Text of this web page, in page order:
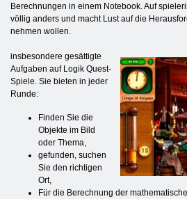
Berechnungen in einem Notebook. Auf
völlig anders und macht Lust auf die
nehmen wollen.
insbesondere gesättigte
Aufgaben auf Logik Quest-
Spiele. Sie bieten in jeder
Runde:
Finden Sie die
Objekte im Bild
oder Thema,
gefunden, suchen
Sie den richtigen
Ort,
Für die Berechnung der